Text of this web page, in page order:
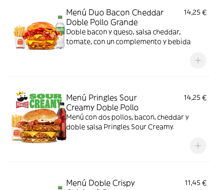
Menú Duo Bacon Cheddar
Doble Pollo Grande
14,25 €
Doble bacon y queso, salsa cheddar,
tomate, con un complemento y bebida
Menú Pringles Sour
Creamy Doble Pollo
14,25 €
Menú con dos pollos, bacon, cheddar y
doble salsa Pringles Sour Creamy.
Menú Doble Crispy
11,45 €